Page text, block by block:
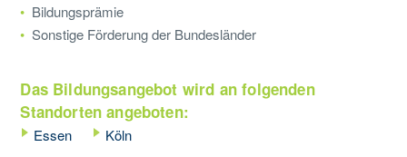
Bildungsprämie
Sonstige Förderung der Bundesländer
Das Bildungsangebot wird an folgenden
Standorten angeboten:
Essen Köln